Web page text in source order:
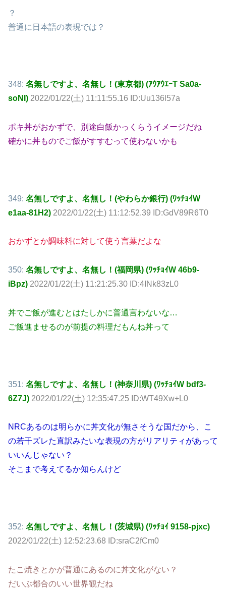
？
普通に日本語の表現では？
348: 名無しですよ、名無し！(東京都) (ｱｳｱｳｴｰT Sa0a-
soNI) 2022/01/22(土) 11:11:55.16 ID:Uu136l57a
ポキ丼がおかずで、別途白飯かっくらうイメージだね
確かに丼ものでご飯がすすむって使わないかも
349: 名無しですよ、名無し！(やわらか銀行) (ﾜｯﾁｮｲW
e1aa-81H2) 2022/01/22(土) 11:12:52.39 ID:GdV89R6T0
おかずとか調味料に対して使う言葉だよな
350: 名無しですよ、名無し！(福岡県) (ﾜｯﾁｮｲW 46b9-
iBpz) 2022/01/22(土) 11:21:25.30 ID:4INk83zL0
丼でご飯が進むとはたしかに普通言わないな…
ご飯進ませるのが前提の料理だもんね丼って
351: 名無しですよ、名無し！(神奈川県) (ﾜｯﾁｮｲW bdf3-
6Z7J) 2022/01/22(土) 12:35:47.25 ID:WT49Xw+L0
NRCあるのは明らかに丼文化が無さそうな国だから、こ
の若干ズレた直訳みたいな表現の方がリアリティがあって
いいんじゃない？
そこまで考えてるか知らんけど
352: 名無しですよ、名無し！(茨城県) (ﾜｯﾁｮｲ 9158-pjxc)
2022/01/22(土) 12:52:23.68 ID:sraC2fCm0
たこ焼きとかが普通にあるのに丼文化がない？
だいぶ都合のいい世界観だね